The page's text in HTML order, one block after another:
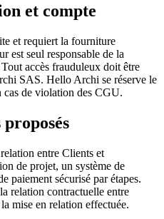
et compte
et requiert la fourniture
est seul responsable de la
accès frauduleux doit être
SAS. Hello Archi se réserve le
cas de violation des CGU.
entre Clients et
de projet, un système de
paiement sécurisé par étapes.
relation contractuelle entre
mise en relation effectuée.